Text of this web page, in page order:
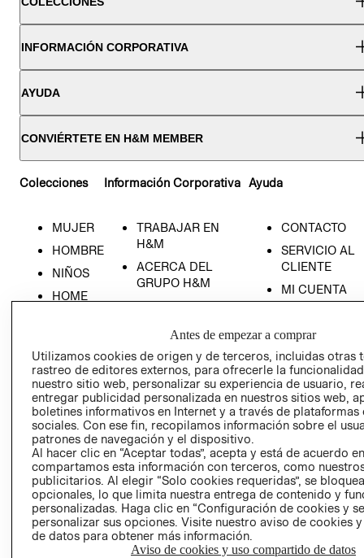
INFORMACIÓN CORPORATIVA
AYUDA
CONVIÉRTETE EN H&M MEMBER
Colecciones
MUJER
HOMBRE
NIÑOS
HOME
Información Corporativa
TRABAJAR EN
H&M
ACERCA DEL
GRUPO H&M
RESPONSABILIDAD
RELACIÓN CON
INVERSIONISTAS
POLÍTICA
EMPRESARIAL
Ayuda
CONTACTO
SERVICIO AL
CLIENTE
MI CUENTA
- RETIRO EN
TIENDA
TÉRMINOS Y
CONDICIONES
AVISO DE
PRIVACIDAD
GIFT CARD
AVISO DE
COOKIES
Antes de empezar a comprar
Utilizamos cookies de origen y de terceros, incluidas otras
rastreo de editores externos, para ofrecerle la
nuestro sitio web, personalizar su experiencia de usuario,
entregar publicidad personalizada en nuestros sitios web,
boletines informativos en Internet y a través de plataformas
sociales. Con ese fin, recopilamos información sobre el
patrones de navegación y el dispositivo.
Al hacer clic en “Aceptar todas”, acepta y está de acuerdo
compartamos esta información con terceros, como
publicitarios. Al elegir “Solo cookies requeridas”, se
opcionales, lo que limita nuestra entrega de contenido y
personalizadas. Haga clic en “Configuración de cookies y
personalizar sus opciones. Visite nuestro aviso de cookies
de datos para obtener más información.
Aviso de cookies y uso compartido de datos